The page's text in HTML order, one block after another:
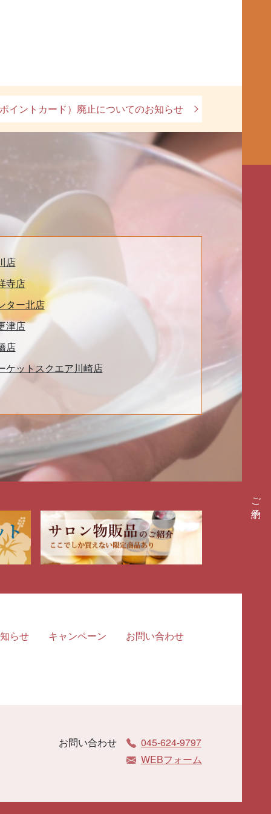
ご予約
イントカード）廃止についてのお知らせ
店
寺店
ター北店
津店
店
ケットスクエア川崎店
らせ キャンペーン
お問い合わせ
お問い合わせ
045-624-9797
WEBフォーム